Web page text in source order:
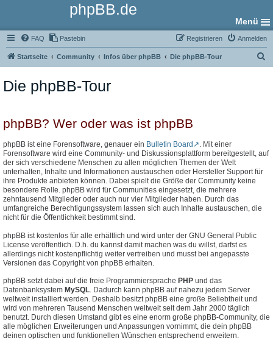
phpBB.de
Menü
FAQ Pastebin Anmelden
Registrieren
Startseite Community Infos über phpBB Die phpBB-Tour
Die phpBB-Tour
phpBB? Wer oder was ist phpBB
phpBB ist eine Forensoftware, genauer ein Bulletin Board
. Mit einer
Forensoftware wird eine Community- und Diskussionsplattform bereitgestellt, auf
der sich verschiedene Menschen zu allen möglichen Themen der Welt
unterhalten, Inhalte und Informationen austauschen oder Hersteller Support für
ihre Produkte anbieten können. Dabei spielt die Größe der Community keine
besondere Rolle. phpBB wird für Communities eingesetzt, die mehrere
zehntausend Mitglieder oder auch nur vier Mitglieder haben. Durch das
umfangreiche Berechtigungssystem lassen sich auch Inhalte austauschen, die
nicht für die Öffentlichkeit bestimmt sind.
phpBB ist kostenlos für alle erhältlich und wird unter der GNU General Public
License veröffentlich. D.h. du kannst damit machen was du willst, darfst es
allerdings nicht kostenpflichtig weiter vertreiben und musst bei angepasste
Versionen das Copyright von phpBB erhalten.
phpBB setzt dabei auf die freie Programmiersprache PHP und das
Datenbanksystem MySQL. Dadurch kann phpBB auf nahezu jedem Server
weltweit installiert werden. Deshalb besitzt phpBB eine große Beliebtheit und
wird von mehreren Tausend Menschen weltweit seit dem Jahr 2000 täglich
benutzt. Durch diesen Umstand gibt es eine enorm große phpBB-Community, die
alle möglichen Erweiterungen und Anpassungen vornimmt, die dein phpBB
deinen optischen und funktionellen Wünschen entsprechend erweitern.